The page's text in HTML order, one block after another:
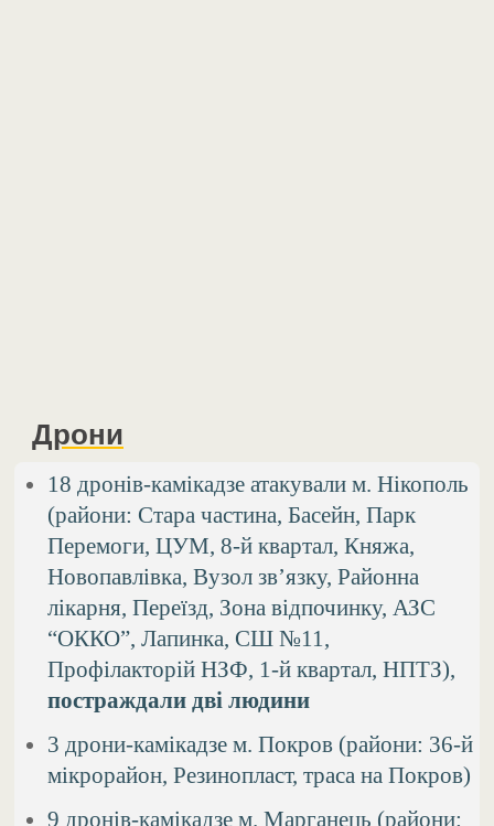
Дрони
18 дронів-камікадзе атакували м. Нікополь
(райони: Стара частина, Басейн, Парк
Перемоги, ЦУМ, 8-й квартал, Княжа,
Новопавлівка, Вузол зв’язку, Районна
лікарня, Переїзд, Зона відпочинку, АЗС
“ОККО”, Лапинка, СШ №11,
Профілакторій НЗФ, 1-й квартал, НПТЗ),
постраждали дві людини
3 дрони-камікадзе м. Покров (райони: 36-й
мікрорайон, Резинопласт, траса на Покров)
9 дронів-камікадзе м. Марганець (райони: